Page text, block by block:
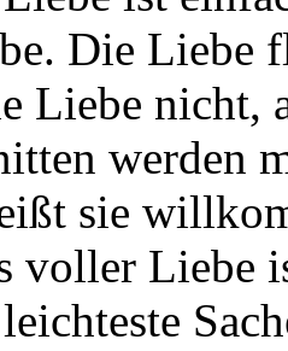
Die Liebe
Liebe nicht,
werden
sie
voller Liebe